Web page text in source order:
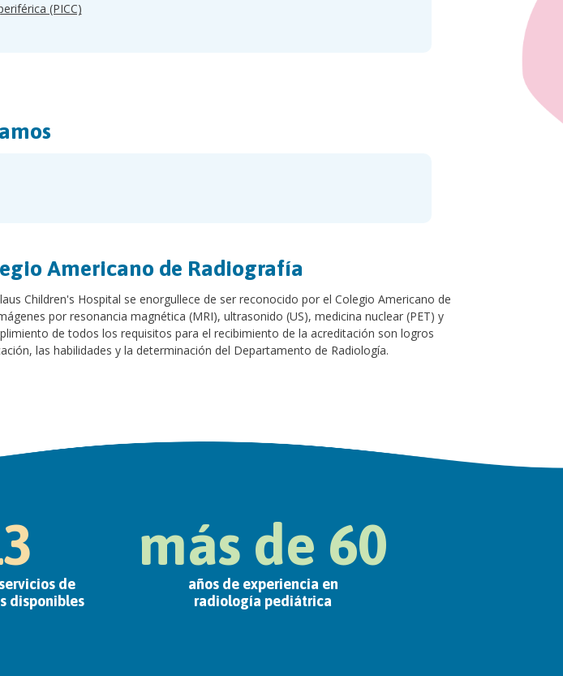
(PICC)
Americano de Radiografía
Children's Hospital se enorgullece de ser reconocido por el Colegio Americano de
por resonancia magnética (MRI), ultrasonido (US), medicina nuclear (PET) y
de todos los requisitos para el recibimiento de la acreditación son logros
las habilidades y la determinación del Departamento de Radiología.
de
disponibles
más de 60
años de experiencia en
radiología pediátrica